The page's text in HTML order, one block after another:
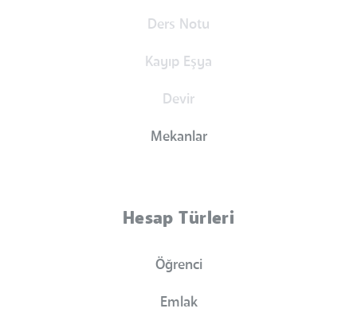
Ders Notu
Kayıp Eşya
Devir
Mekanlar
Hesap Türleri
Öğrenci
Emlak